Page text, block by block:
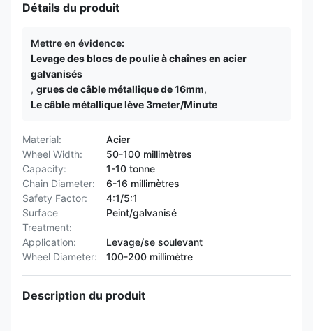
Détails du produit
Mettre en évidence:
Levage des blocs de poulie à chaînes en acier
galvanisés
, grues de câble métallique de 16mm,
Le câble métallique lève 3meter/Minute
Material:
Acier
Wheel Width:
50-100 millimètres
Capacity:
1-10 tonne
Chain Diameter:
6-16 millimètres
Safety Factor:
4:1/5:1
Surface
Treatment:
Peint/galvanisé
Application:
Levage/se soulevant
Wheel Diameter:
100-200 millimètre
Description du produit